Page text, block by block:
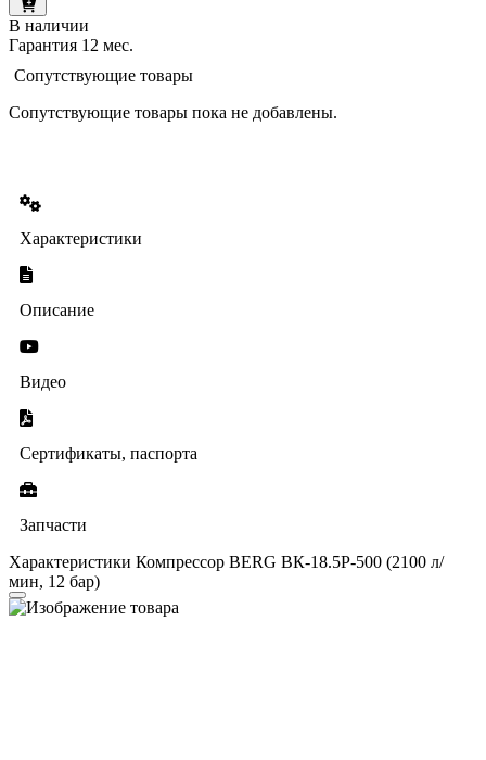
В наличии
Гарантия 12 мес.
Сопутствующие товары
Сопутствующие товары пока не добавлены.
Характеристики
Описание
Видео
Сертификаты, паспорта
Запчасти
Характеристики Компрессор BERG ВК-18.5Р-500 (2100 л/
мин, 12 бар)